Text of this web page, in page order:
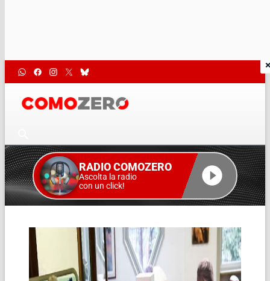
RADIO COMOZERO
Ascolta la radio
con un click!